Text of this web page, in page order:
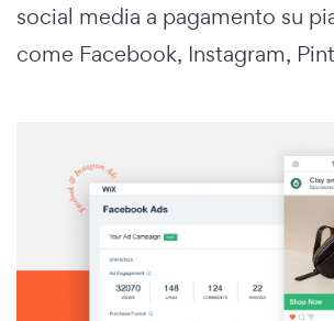
social media a pagamento su
come Facebook, Instagram,